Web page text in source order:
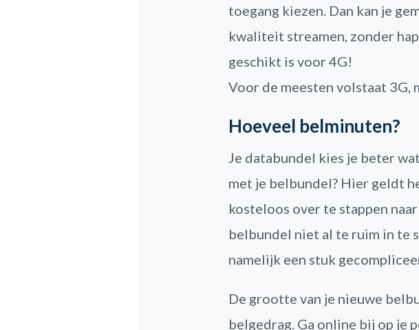
toegang kiezen. Dan kan je
kwaliteit streamen, zonder
geschikt is voor 4G!
Voor de meesten volstaat 3G,
Hoeveel belminuten?
Je databundel kies je beter
met je belbundel? Hier geldt
kosteloos over te stappen
belbundel niet al te ruim in te
namelijk een stuk
De grootte van je nieuwe
belgedrag. Ga online bij op je